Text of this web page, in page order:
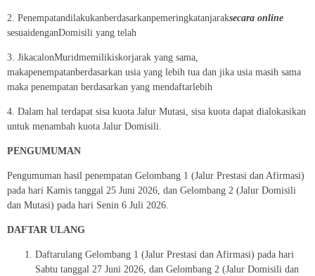
2. Penempatandilakukanberdasarkanpemeringkatanjaraksecara online
sesuaidenganDomisili yang telah
3. JikacalonMuridmemilikiskorjarak yang sama,
makapenempatanberdasarkan usia yang lebih tua dan jika usia masih sama
maka penempatan berdasarkan yang mendaftarlebih
4. Dalam hal terdapat sisa kuota Jalur Mutasi, sisa kuota dapat dialokasikan
untuk menambah kuota Jalur Domisili.
PENGUMUMAN
Pengumuman hasil penempatan Gelombang 1 (Jalur Prestasi dan Afirmasi)
pada hari Kamis tanggal 25 Juni 2026, dan Gelombang 2 (Jalur Domisili
dan Mutasi) pada hari Senin 6 Juli 2026.
DAFTAR ULANG
Daftarulang Gelombang 1 (Jalur Prestasi dan Afirmasi) pada hari
Sabtu tanggal 27 Juni 2026, dan Gelombang 2 (Jalur Domisili dan